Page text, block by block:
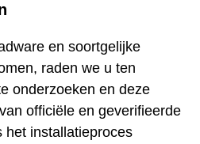
en soortgelijke
raden we u ten
onderzoeken en deze
officiële en geverifieerde
het installatieproces